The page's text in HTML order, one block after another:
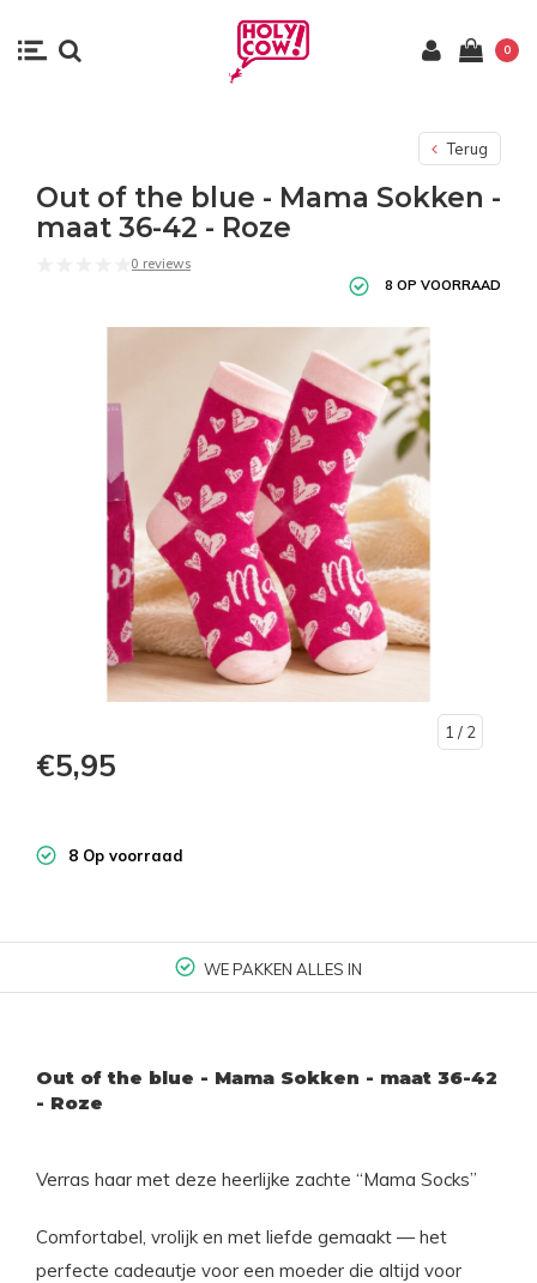
0
Terug
Out of the blue - Mama Sokken -
maat 36-42 - Roze
0 reviews
8 OP VOORRAAD
1 / 2
€5,95
8 Op voorraad
WE PAKKEN ALLES IN
Out of the blue - Mama Sokken - maat 36-42
- Roze
Verras haar met deze heerlijke zachte “Mama Socks”
Comfortabel, vrolijk en met liefde gemaakt — het
perfecte cadeautje voor een moeder die altijd voor